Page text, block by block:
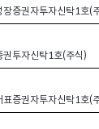
증권자투자신탁1호(
권투자신탁1호(주식)
증권자투자신탁1호(